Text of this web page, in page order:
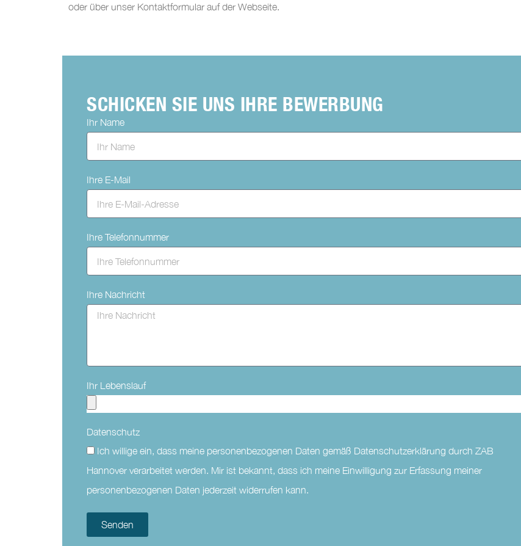
oder über unser Kontaktformular auf der Webseite.
SCHICKEN SIE UNS IHRE BEWERBUNG
Ihr Name
Ihre E-Mail
Ihre Telefonnummer
Ihre Nachricht
Ihr Lebenslauf
Datenschutz
Ich willige ein, dass meine personenbezogenen Daten gemäß Datenschutzerklärung durch ZAB
Hannover verarbeitet werden. Mir ist bekannt, dass ich meine Einwilligung zur Erfassung meiner
personenbezogenen Daten jederzeit widerrufen kann.
Senden